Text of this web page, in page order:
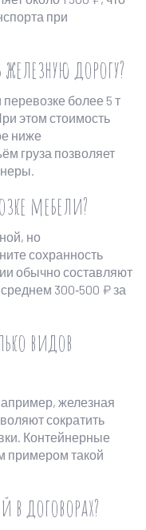
при
дорогу?
более 5 т
этом стоимость
ниже
груза позволяет
мебели?
но
сохранность
обычно составляют
среднем 300‑500 ₽ за
видов
железная
сократить
Контейнерные
примером такой
в договорах?